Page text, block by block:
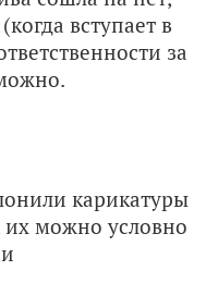
вступает в
за
карикатуры
их можно условно